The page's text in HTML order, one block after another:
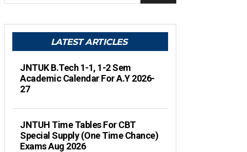
LATEST ARTICLES
JNTUK B.Tech 1-1, 1-2 Sem
Academic Calendar For A.Y 2026-
27
JNTUH Time Tables For CBT
Special Supply (One Time Chance)
Exams Aug 2026